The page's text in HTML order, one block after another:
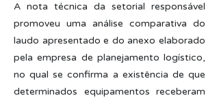
A nota técnica da setorial responsável
promoveu uma análise comparativa do
laudo apresentado e do anexo elaborado
pela empresa de planejamento logístico,
no qual se confirma a existência de que
determinados equipamentos receberam